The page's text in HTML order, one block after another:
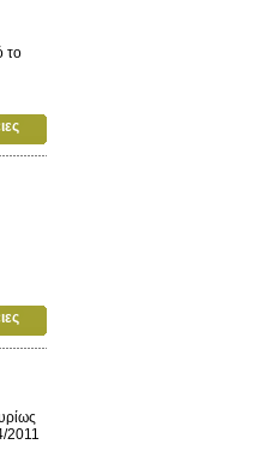
το
2011